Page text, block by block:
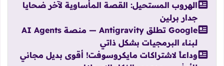
الهروب المستحيل: القصة المأساوية لآخر ضحايا
جدار برلين
Google تطلق Antigravity — منصة AI Agents
لبناء البرمجيات بشكل ذاتي
وداعاً لاشتراكات مايكروسوفت! أقوى بديل مجاني